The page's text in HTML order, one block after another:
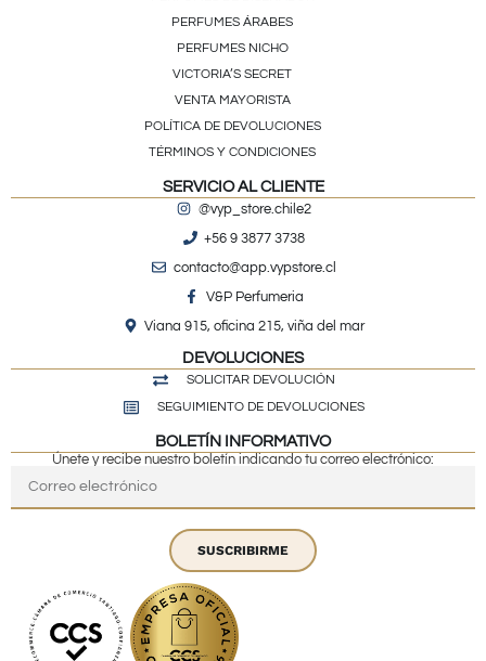
PERFUMES ÁRABES
PERFUMES NICHO
VICTORIA’S SECRET
VENTA MAYORISTA
POLÍTICA DE DEVOLUCIONES
TÉRMINOS Y CONDICIONES
SERVICIO AL CLIENTE
@vyp_store.chile2
+56 9 3877 3738
contacto@app.vypstore.cl
V&P Perfumeria
Viana 915, oficina 215, viña del mar
DEVOLUCIONES
SOLICITAR DEVOLUCIÓN
SEGUIMIENTO DE DEVOLUCIONES
BOLETÍN INFORMATIVO
Únete y recibe nuestro boletín indicando tu correo electrónico:
SUSCRIBIRME